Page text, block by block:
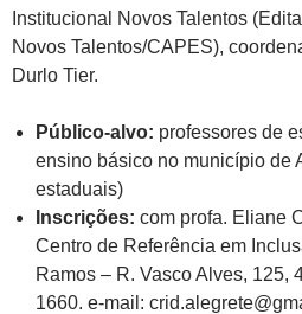
Institucional Novos Talentos
Novos Talentos/CAPES),
Durlo Tier.
Público-alvo: professores de
ensino básico no município de
estaduais)
Inscrições: com profa. Eliane
Centro de Referência em
Ramos – R. Vasco Alves, 125,
1660. e-mail: